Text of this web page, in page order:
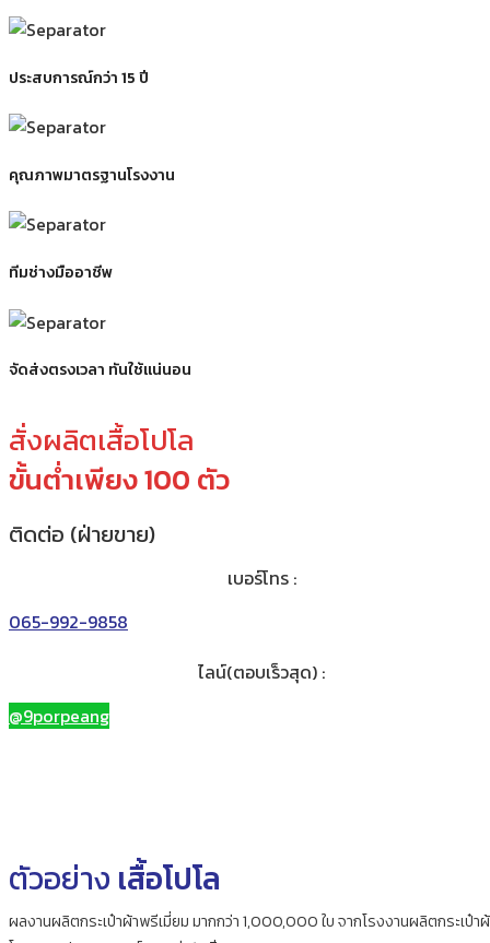
ประสบการณ์กว่า 15 ปี
คุณภาพมาตรฐานโรงงาน
ทีมช่างมืออาชีพ
จัดส่งตรงเวลา ทันใช้แน่นอน
สั่งผลิตเสื้อโปโล
ขั้นต่ำเพียง 100 ตัว
ติดต่อ (ฝ่ายขาย)
เบอร์โทร :
065-992-9858
ไลน์(ตอบเร็วสุด) :
@9porpeang
ตัวอย่าง เสื้อโปโล
ผลงานผลิตกระเป๋าผ้าพรีเมี่ยม มากกว่า 1,000,000 ใบ จากโรงงานผลิตกระเป๋า